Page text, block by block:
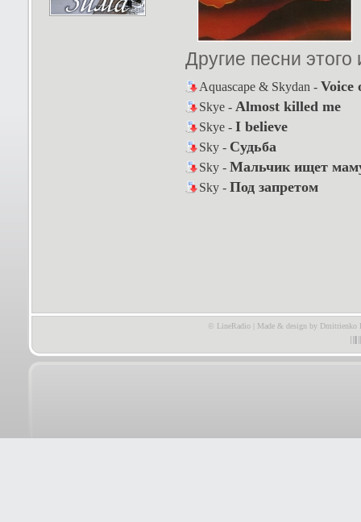
Другие песни
Aquascape & Skydan - Voice
Skye - Almost killed me
Skye - I believe
Sky - Судьба
Sky - Мальчик ищет
Sky - Под запретом
© LineRadio | Made & design by Dmitrienko